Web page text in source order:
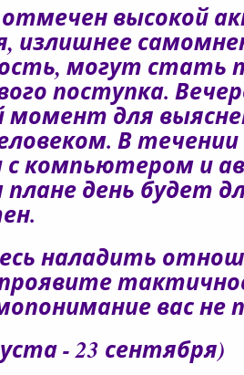
высокой
излишнее
могут стать
поступка.
момент для
В течении
компьютером и
день будет
наладить
вас не
- 23 сентября)